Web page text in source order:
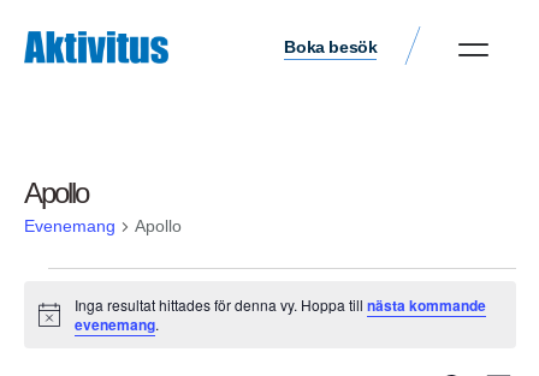
Boka besök
Apollo
Evenemang Apollo
Notis
Inga resultat hittades för denna vy. Hoppa tillnästa kommande
evenemang.